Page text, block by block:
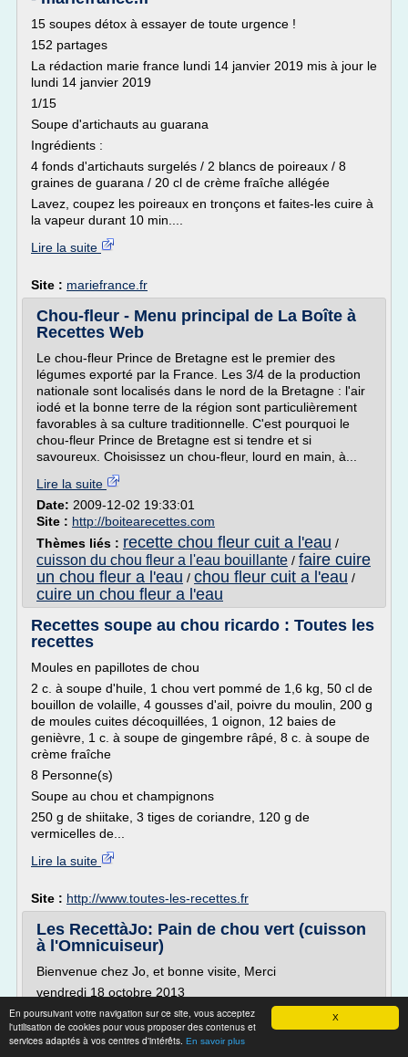
X
En poursuivant votre navigation sur ce site, vous acceptez
l'utilisation de cookies pour vous proposer des contenus et
services adaptés à vos centres d'intérêts. En savoir plus
15 soupes détox à essayer de toute urgence !
152 partages
La rédaction marie france lundi 14 janvier 2019 mis à jour le
lundi 14 janvier 2019
1/15
Soupe d'artichauts au guarana
Ingrédients :
4 fonds d'artichauts surgelés / 2 blancs de poireaux / 8
graines de guarana / 20 cl de crème fraîche allégée
Lavez, coupez les poireaux en tronçons et faites-les cuire à
la vapeur durant 10 min....
Lire la suite
Site : mariefrance.fr
Chou-fleur - Menu principal de La Boîte à
Recettes Web
Le chou-fleur Prince de Bretagne est le premier des
légumes exporté par la France. Les 3/4 de la production
nationale sont localisés dans le nord de la Bretagne : l'air
iodé et la bonne terre de la région sont particulièrement
favorables à sa culture traditionnelle. C'est pourquoi le
chou-fleur Prince de Bretagne est si tendre et si
savoureux. Choisissez un chou-fleur, lourd en main, à...
Lire la suite
Date: 2009-12-02 19:33:01
Site : http://boitearecettes.com
Thèmes liés : recette chou fleur cuit a l'eau /
cuisson du chou fleur a l'eau bouillante / faire cuire
un chou fleur a l'eau / chou fleur cuit a l'eau /
cuire un chou fleur a l'eau
Recettes soupe au chou ricardo : Toutes les
recettes
Moules en papillotes de chou
2 c. à soupe d'huile, 1 chou vert pommé de 1,6 kg, 50 cl de
bouillon de volaille, 4 gousses d'ail, poivre du moulin, 200 g
de moules cuites décoquillées, 1 oignon, 12 baies de
genièvre, 1 c. à soupe de gingembre râpé, 8 c. à soupe de
crème fraîche
8 Personne(s)
Soupe au chou et champignons
250 g de shiitake, 3 tiges de coriandre, 120 g de
vermicelles de...
Lire la suite
Site : http://www.toutes-les-recettes.fr
Les RecettàJo: Pain de chou vert (cuisson
à l'Omnicuiseur)
Bienvenue chez Jo, et bonne visite, Merci
vendredi 18 octobre 2013
Pain de chou vert (cuisson à l'Omnicuiseur)
Françoise m'a envoyée la recette et la photo de son pain
de chou vert !! Miam.....